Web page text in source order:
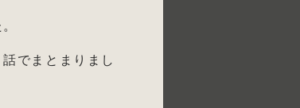
でまとまりまし